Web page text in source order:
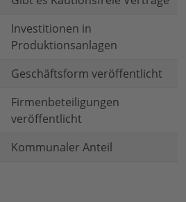
Investitionen in
Produktionsanlagen
Geschäftsform veröffentlicht
Firmenbeteiligungen
veröffentlicht
Kommunaler Anteil